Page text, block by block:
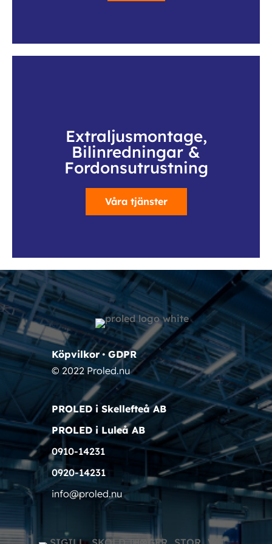
Extraljusmontage,
Bilinredningar &
Fordonsutrustning
Våra tjänster
Köpvilkor•GDPR
© 2022 Proled.nu
PROLED i Skellefteå AB
PROLED i Luleå AB
0910-14231
0920-14231
info@proled.nu